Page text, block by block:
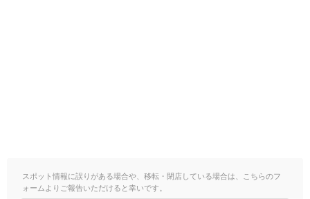
スポット情報に誤りがある場合や、移転・閉店している場合は、こちらのフ
ォームよりご報告いただけると幸いです。